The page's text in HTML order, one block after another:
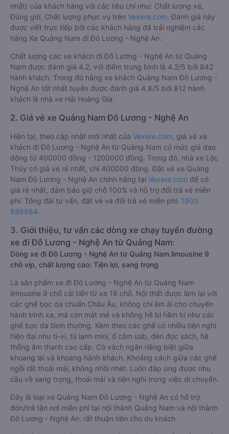
nhất) của khách hàng với các tiêu chí như: Chất lượng xe,
Đúng giờ, Chất lượng phục vụ trên Vexere.com. Đánh giá này
được viết trực tiếp bởi các khách hàng đã trải nghiệm các
hãng Xe Quảng Nam đi Đô Lương - Nghệ An.
Chất lượng các xe khách đi Đô Lương - Nghệ An từ Quảng
Nam được đánh giá 4.2, với điểm trung bình là 4.2/5 bởi 842
hành khách. Trong đó hãng xe khách Quảng Nam Đô Lương -
Nghệ An tốt nhất tuyến được đánh giá 4.8/5 bởi 812 hành
khách là nhà xe Hải Hoàng Gia.
2. Giá vé xe Quảng Nam Đô Lương - Nghệ An
Hiện tại, theo cập nhật mới nhất của Vexere.com , giá vé xe
khách đi Đô Lương - Nghệ An từ Quảng Nam có mức giá dao
động từ 400000 đồng - 1200000 đồng. Trong đó, nhà xe Lộc
Thủy có giá vé rẻ nhất, chỉ 400000 đồng. Đặt vé xe Quảng
Nam Đô Lương - Nghệ An chính hãng tại Vexere.com để có
giá rẻ nhất, đảm bảo giữ chỗ 100% và hỗ trợ đổi trả vé miễn
phí. Tổng đài tư vấn, đặt vé và đổi trả vé miễn phí: 1900
888684.
3. Giới thiệu, tư vấn các dòng xe chạy tuyến đường
xe đi Đô Lương - Nghệ An từ Quảng Nam:
Dòng xe đi Đô Lương - Nghệ An từ Quảng Nam limousine 9
chỗ vip, chất lượng cao: Tiện lợi, sang trọng
Là sản phẩm xe đi Đô Lương - Nghệ An từ Quảng Nam
limousine 9 chỗ cải tiến từ xe 16 chỗ. Nội thất được làm lại với
các ghế bọc da chuẩn Châu Âu, không chỉ êm ái cho chuyến
hành trình xa, mà còn mát mẻ và không hề bị hầm bí như các
ghế bọc da bình thường. Kèm theo các ghế có nhiều tiện nghi
hiện đại như ti-vi, tủ lạnh mini, ổ cắm usb, đèn đọc sách, hệ
thống âm thanh cao cấp. Có vách ngăn riêng biệt giữa
khoang lái và khoang hành khách. Khoảng cách giữa các ghế
ngồi rất thoải mái, không nhồi nhét. Luôn đáp ứng được nhu
cầu về sang trọng, thoải mái và tiện nghi trong việc di chuyển.
Đây là loại xe Quảng Nam Đô Lương - Nghệ An có hỗ trợ
đón/trả tận nơi miễn phí tại nội thành Quảng Nam và nội thành
Đô Lương - Nghệ An, rất thuận tiện cho du khách.